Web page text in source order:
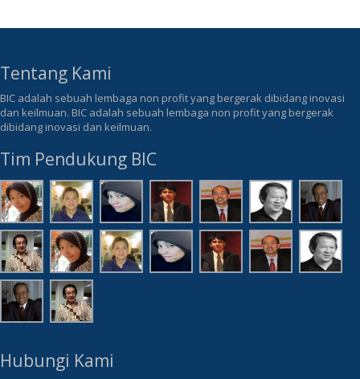
Tentang Kami
BIC adalah sebuah lembaga non profit yang bergerak dibidang inovasi
dan keilmuan. BIC adalah sebuah lembaga non profit yang bergerak
dibidang inovasi dan keilmuan.
Tim Pendukung BIC
Hubungi Kami